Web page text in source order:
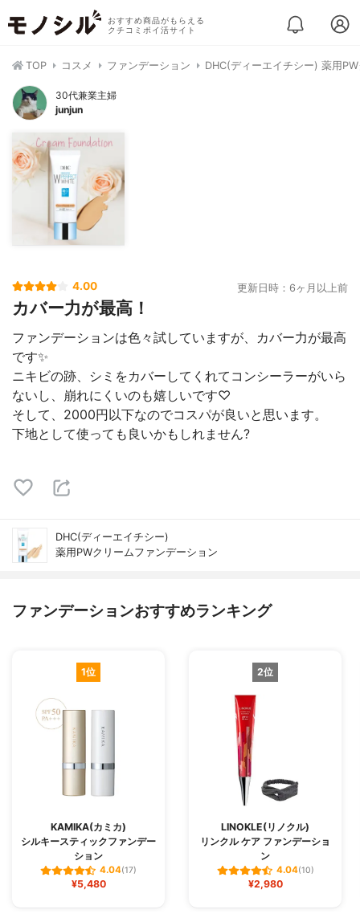
おすすめ商品がもらえる
クチコミポイ活サイト
TOP コスメ ファンデーション DHC(ディーエイチシー) 薬用
30代兼業主婦
junjun
4.00 更新日時：6ヶ月以上前
カバー力が最高！
ファンデーションは色々試していますが、カバー力が最高
です✨
ニキビの跡、シミをカバーしてくれてコンシーラーがいら
ないし、崩れにくいのも嬉しいです♡
そして、2000円以下なのでコスパが良いと思います。
下地として使っても良いかもしれません?
DHC(ディーエイチシー)
薬用PWクリームファンデーション
ファンデーションおすすめランキング
1位
KAMIKA(カミカ)
シルキースティックファンデー
ション
4.04(17)
¥5,480
2位
LINOKLE(リノクル)
リンクル ケア ファンデーショ
ン
4.04(10)
¥2,980